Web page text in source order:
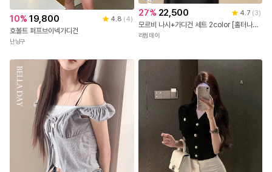
10% 19,800 4.8 (4)
호볼트 퍼프브이넥가디건
난닝구
배
송
27% 22,500 4.7 (3)
모르비 나시+가디건 세트 2color [홀터나시/골지/리본/슬림/여름가디건/시스루/라운드/여름/하객룩/데일리룩/ 데이트룩/휴양지/휴가룩/데이트룩/나들이룩/페미닌/여리무드/청순]
리썸데이